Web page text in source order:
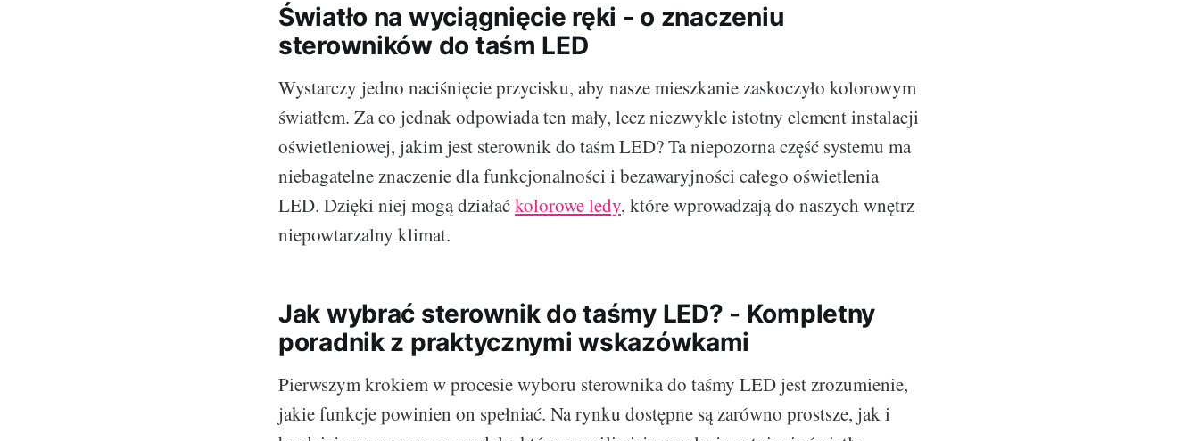
Światło na wyciągnięcie ręki - o znaczeniu
sterowników do taśm LED
Wystarczy jedno naciśnięcie przycisku, aby nasze mieszkanie zaskoczyło kolorowym
światłem. Za co jednak odpowiada ten mały, lecz niezwykle istotny element instalacji
oświetleniowej, jakim jest sterownik do taśm LED? Ta niepozorna część systemu ma
niebagatelne znaczenie dla funkcjonalności i bezawaryjności całego oświetlenia
LED. Dzięki niej mogą działaćkolorowe ledy, które wprowadzają do naszych wnętrz
niepowtarzalny klimat.
Jak wybrać sterownik do taśmy LED? - Kompletny
poradnik z praktycznymi wskazówkami
Pierwszym krokiem w procesie wyboru sterownika do taśmy LED jest zrozumienie,
jakie funkcje powinien on spełniać. Na rynku dostępne są zarówno prostsze, jak i